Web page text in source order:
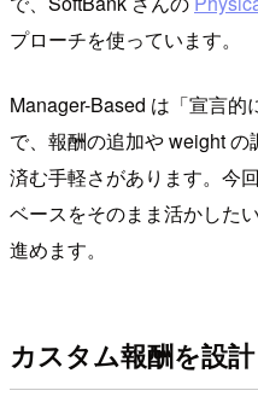
プローチを使っています。
Manager-Based は「宣言
で、報酬の追加や weight
済む手軽さがあります。今
ベースをそのまま活かした
進めます。
カスタム報酬を設